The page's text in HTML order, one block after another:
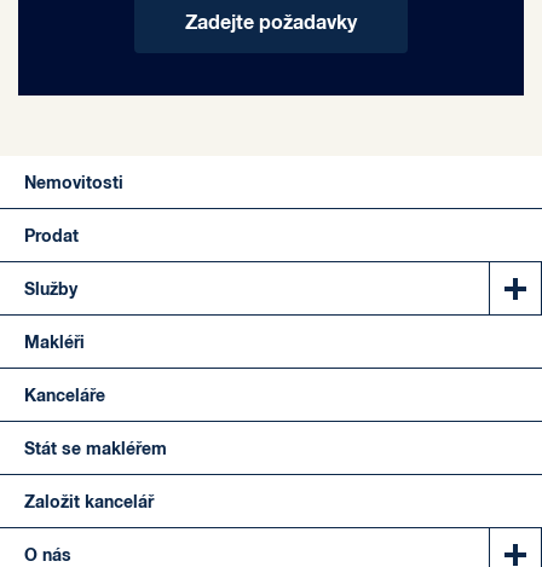
Zadejte požadavky
Nemovitosti
Prodat
Služby
Makléři
Kanceláře
Stát se makléřem
Založit kancelář
O nás